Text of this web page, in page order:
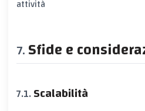
attività
Sfide e
Scalabilità